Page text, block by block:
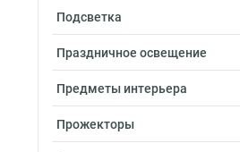
Подсветка
Праздничное освещение
Предметы интерьера
Прожекторы